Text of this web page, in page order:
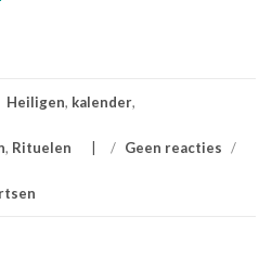
Heiligen, kalender,
, Rituelen / Geen reacties /